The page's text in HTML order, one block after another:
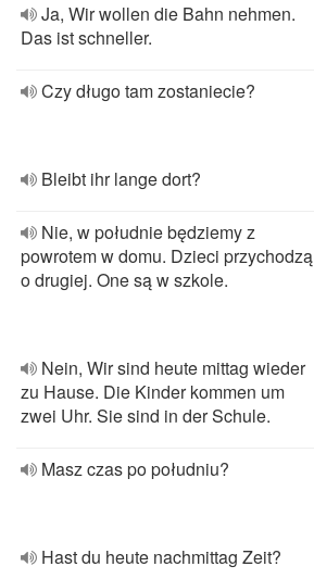
Ja, Wir wollen die Bahn nehmen.
Das ist schneller.
Czy długo tam zostaniecie?
Bleibt ihr lange dort?
Nie, w południe będziemy z
powrotem w domu. Dzieci przychodzą
o drugiej. One są w szkole.
Nein, Wir sind heute mittag wieder
zu Hause. Die Kinder kommen um
zwei Uhr. Sie sind in der Schule.
Masz czas po południu?
Hast du heute nachmittag Zeit?